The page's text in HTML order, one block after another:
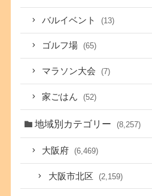
バルイベント (13)
ゴルフ場 (65)
マラソン大会 (7)
家ごはん (52)
地域別カテゴリー (8,257)
大阪府 (6,469)
大阪市北区 (2,159)